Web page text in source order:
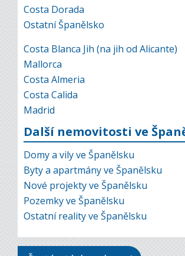
Costa Dorada
Ostatní Španělsko
Costa Blanca Jih (na jih od Alicante)
Mallorca
Costa Almeria
Costa Calida
Madrid
Další nemovitosti ve
Domy a vily ve Španělsku
Byty a apartmány ve Španělsku
Nové projekty ve Španělsku
Pozemky ve Španělsku
Ostatní reality ve Španělsku